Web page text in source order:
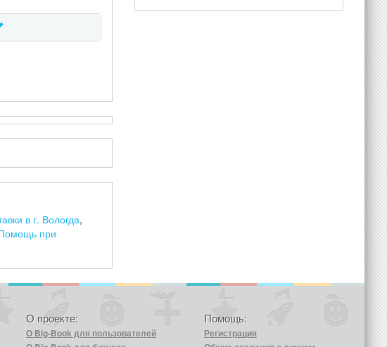
в г. Вологда,
при
О проекте:
О Big-Book для пользователей
Помощь:
Регистрация